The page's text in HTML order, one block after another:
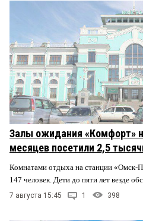
Залы ожидания «Комфорт»
месяцев посетили 2,5
Комнатами отдыха на станции «Омск-
147 человек. Дети до пяти лет везде
7 августа 15:45 1 398